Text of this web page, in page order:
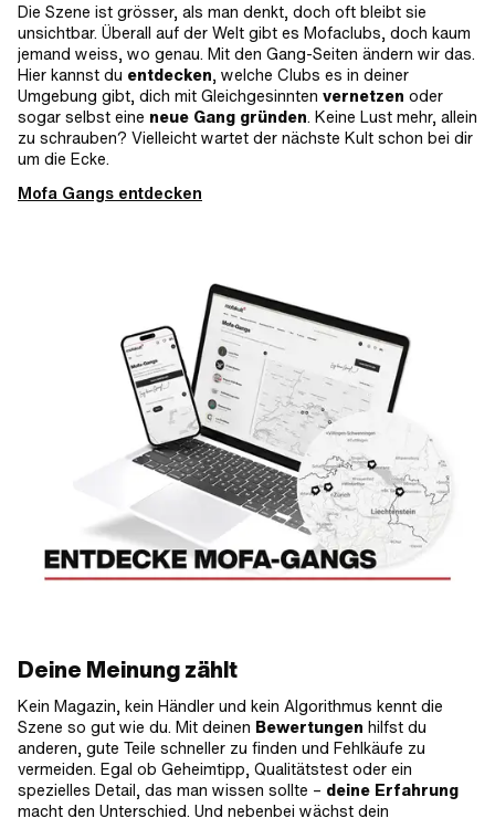
Die Szene ist grösser, als man denkt, doch oft bleibt sie
unsichtbar. Überall auf der Welt gibt es Mofaclubs, doch kaum
jemand weiss, wo genau. Mit den Gang-Seiten ändern wir das.
Hier kannst du entdecken, welche Clubs es in deiner
Umgebung gibt, dich mit Gleichgesinnten vernetzen oder
sogar selbst eine neue Gang gründen. Keine Lust mehr, allein
zu schrauben? Vielleicht wartet der nächste Kult schon bei dir
um die Ecke.
Mofa Gangs entdecken
Deine Meinung zählt
Kein Magazin, kein Händler und kein Algorithmus kennt die
Szene so gut wie du. Mit deinen Bewertungen hilfst du
anderen, gute Teile schneller zu finden und Fehlkäufe zu
vermeiden. Egal ob Geheimtipp, Qualitätstest oder ein
spezielles Detail, das man wissen sollte – deine Erfahrung
macht den Unterschied. Und nebenbei wächst dein